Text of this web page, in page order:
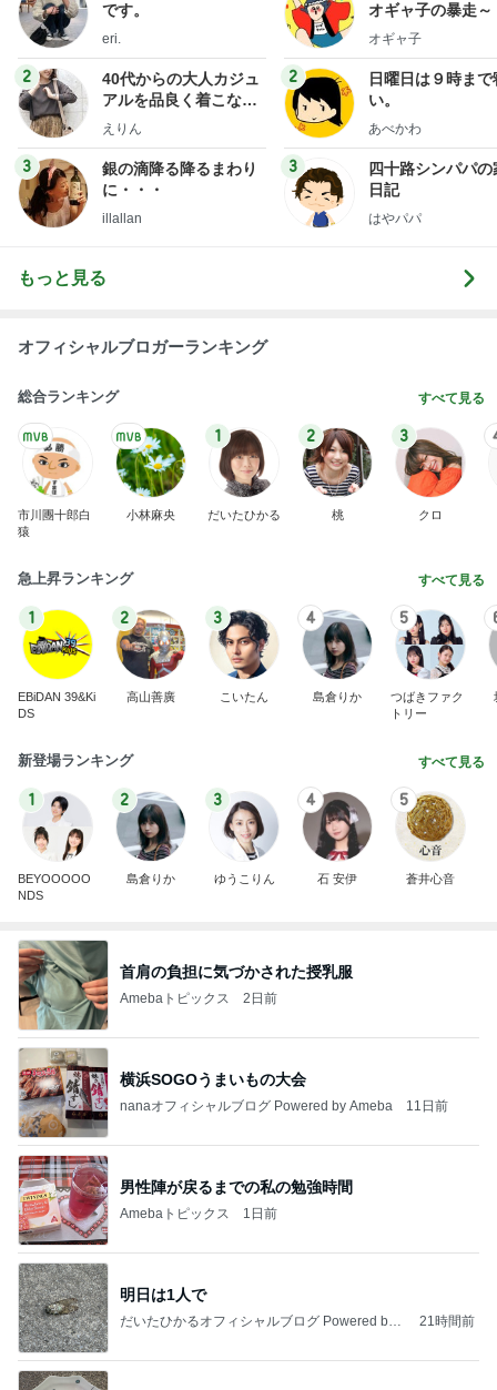
です。
eri.
2
40代からの大人カジュ
アルを品良く着こなす
ファッションブログ
えりん
3
銀の滴降る降るまわり
に・・・
illallan
オギャ子の暴走～
オギャ子
2
日曜日は９時まで
い。
あべかわ
3
四十路シンパパの
日記
はやパパ
もっと見る
オフィシャルブロガーランキング
総合ランキング すべて見る
市川團十郎白
猿
小林麻央
1
だいたひかる
2
桃
3
クロ
急上昇ランキング すべて見る
1
EBiDAN 39&Ki
DS
2
高山善廣
3
こいたん
4
島倉りか
5
つばきファク
トリー
新登場ランキング すべて見る
1
BEYOOOOO
NDS
2
島倉りか
3
ゆうこりん
4
石 安伊
5
蒼井心音
首肩の負担に気づかされた授乳服
Amebaトピックス 2日前
横浜SOGOうまいもの大会
nanaオフィシャルブログ Powered by Ameba 11日前
男性陣が戻るまでの私の勉強時間
Amebaトピックス 1日前
明日は1人で
だいたひかるオフィシャルブログ Powered by
21時間前